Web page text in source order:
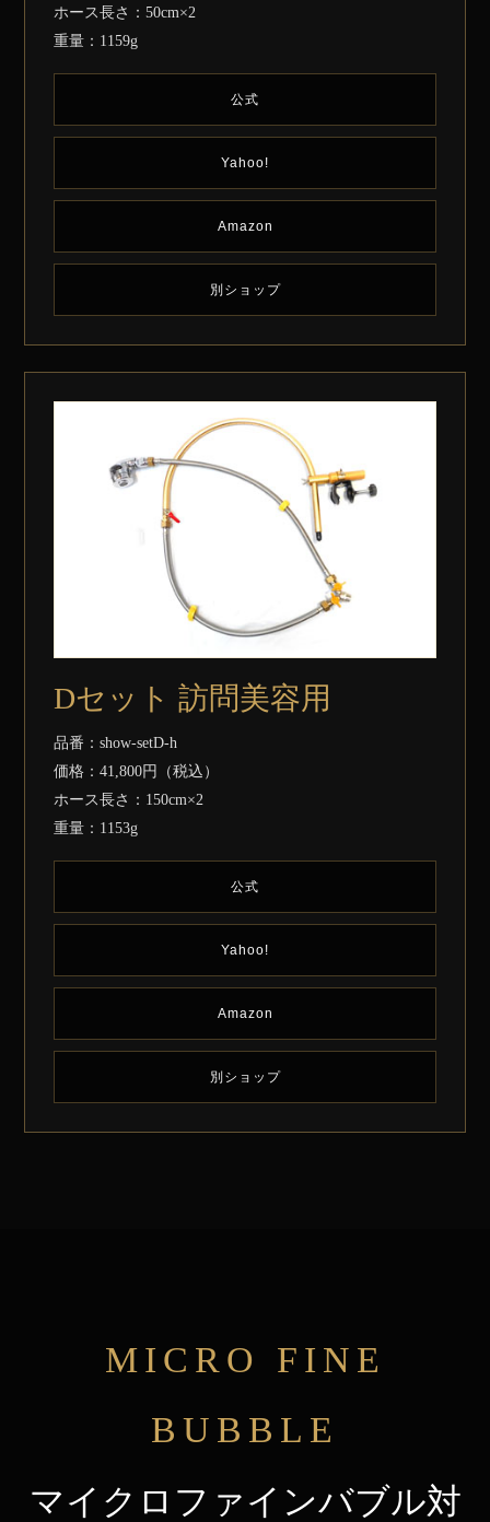
ホース長さ：50cm×2
重量：1159g
公式
Yahoo!
Amazon
別ショップ
Dセット 訪問美容用
品番：show-setD-h
価格：41,800円（税込）
ホース長さ：150cm×2
重量：1153g
公式
Yahoo!
Amazon
別ショップ
MICRO FINE
BUBBLE
マイクロファインバブル対